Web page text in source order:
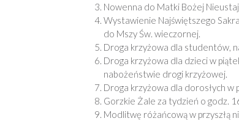
Nowenna do Matki Bożej
Wystawienie Najświętszego
do Mszy Św. wieczornej.
Droga krzyżowa dla studentów,
Droga krzyżowa dla dzieci w
nabożeństwie drogi krzyżowej.
Droga krzyżowa dla dorosłych w
Gorzkie Żale za tydzień o godz.
Modlitwę różańcową w przyszłą